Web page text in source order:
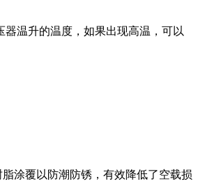
温升的温度，如果出现高温，可以
涂覆以防潮防锈，有效降低了空载损